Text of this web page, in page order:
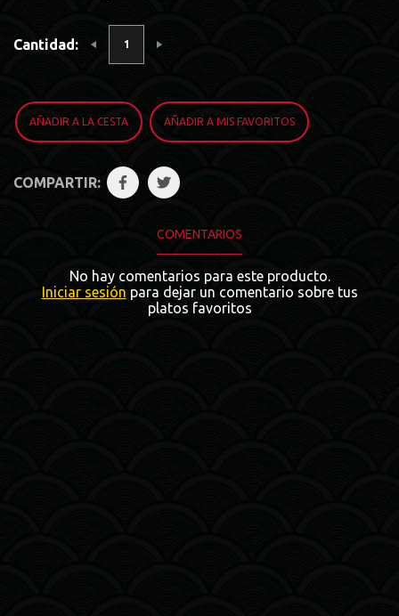
Cantidad:
AÑADIR A LA CESTA AÑADIR A MIS FAVORITOS
COMPARTIR:
COMENTARIOS
No hay comentarios para este producto.
Iniciar sesión para dejar un comentario sobre tus
platos favoritos